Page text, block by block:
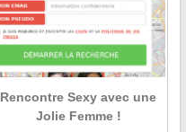
Rencontre Sexy avec une
Jolie Femme !